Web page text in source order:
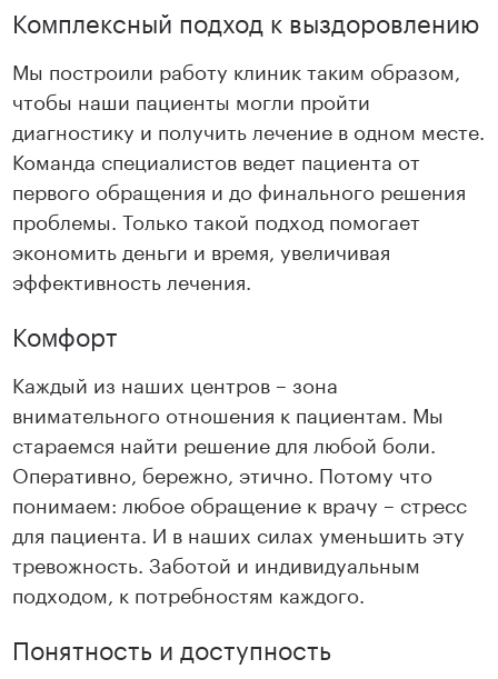
Комплексный подход к выздоровлению
Мы построили работу клиник таким образом,
чтобы наши пациенты могли пройти
диагностику и получить лечение в одном месте.
Команда специалистов ведет пациента от
первого обращения и до финального решения
проблемы. Только такой подход помогает
экономить деньги и время, увеличивая
эффективность лечения.
Комфорт
Каждый из наших центров – зона
внимательного отношения к пациентам. Мы
стараемся найти решение для любой боли.
Оперативно, бережно, этично. Потому что
понимаем: любое обращение к врачу – стресс
для пациента. И в наших силах уменьшить эту
тревожность. Заботой и индивидуальным
подходом, к потребностям каждого.
Понятность и доступность